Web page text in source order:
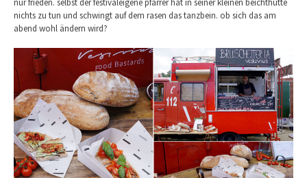
nur frieden. selbst der festivaleigene pfarrer hat in seiner kleinen beichthütte
nichts zu tun und schwingt auf dem rasen das tanzbein. ob sich das am
abend wohl ändern wird?